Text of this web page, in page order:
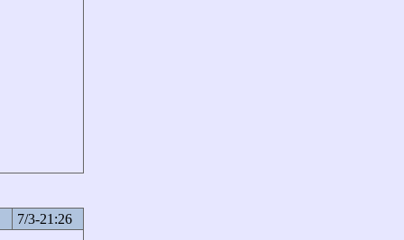
7/3-21:26